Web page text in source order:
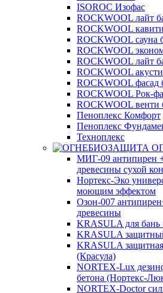
ISOROC Изофас
ROCKWOOL лайт
ROCKWOOL
ROCKWOOL сауна
ROCKWOOL
ROCKWOOL лайт
ROCKWOOL
ROCKWOOL фасад
ROCKWOOL Рок-
ROCKWOOL венти
Пеноплекс Комфорт
Пеноплекс
Техноплекс
МИГ-09 антипирен
древесины сухой
Нортекс-Эко
моющим эффектом
Озон-007
древесины
KRASULA для бань
KRASULA
KRASULA защитная
(Красула)
NORTEX-Lux
бетона (Нортекс-
NORTEX-Doctor